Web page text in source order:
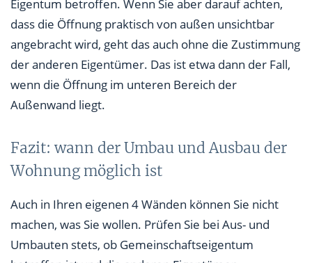
Eigentum betroffen. Wenn Sie aber darauf achten,
dass die Öffnung praktisch von außen unsichtbar
angebracht wird, geht das auch ohne die Zustimmung
der anderen Eigentümer. Das ist etwa dann der Fall,
wenn die Öffnung im unteren Bereich der
Außenwand liegt.
Fazit: wann der Umbau und Ausbau der
Wohnung möglich ist
Auch in Ihren eigenen 4 Wänden können Sie nicht
machen, was Sie wollen. Prüfen Sie bei Aus- und
Umbauten stets, ob Gemeinschaftseigentum